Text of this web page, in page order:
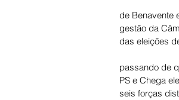
de Benavente
gestão da
das eleições
passando de
PS e Chega
seis forças